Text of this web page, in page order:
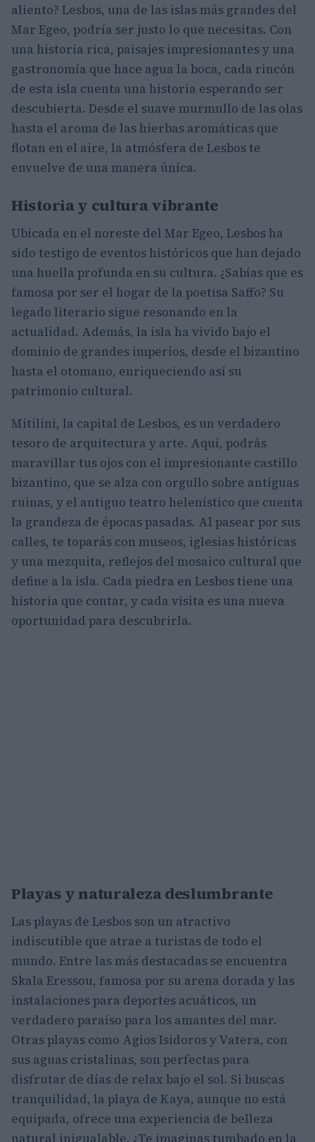
aliento? Lesbos, una de las islas más grandes del
Mar Egeo, podría ser justo lo que necesitas. Con
una historia rica, paisajes impresionantes y una
gastronomía que hace agua la boca, cada rincón
de esta isla cuenta una historia esperando ser
descubierta. Desde el suave murmullo de las olas
hasta el aroma de las hierbas aromáticas que
flotan en el aire, la atmósfera de Lesbos te
envuelve de una manera única.
Historia y cultura vibrante
Ubicada en el noreste del Mar Egeo, Lesbos ha
sido testigo de eventos históricos que han dejado
una huella profunda en su cultura. ¿Sabías que es
famosa por ser el hogar de la poetisa Saffo? Su
legado literario sigue resonando en la
actualidad. Además, la isla ha vivido bajo el
dominio de grandes imperios, desde el bizantino
hasta el otomano, enriqueciendo así su
patrimonio cultural.
Mitilini, la capital de Lesbos, es un verdadero
tesoro de arquitectura y arte. Aquí, podrás
maravillar tus ojos con el impresionante castillo
bizantino, que se alza con orgullo sobre antiguas
ruinas, y el antiguo teatro helenístico que cuenta
la grandeza de épocas pasadas. Al pasear por sus
calles, te toparás con museos, iglesias históricas
y una mezquita, reflejos del mosaico cultural que
define a la isla. Cada piedra en Lesbos tiene una
historia que contar, y cada visita es una nueva
oportunidad para descubrirla.
Playas y naturaleza deslumbrante
Las playas de Lesbos son un atractivo
indiscutible que atrae a turistas de todo el
mundo. Entre las más destacadas se encuentra
Skala Eressou, famosa por su arena dorada y las
instalaciones para deportes acuáticos, un
verdadero paraíso para los amantes del mar.
Otras playas como Agios Isidoros y Vatera, con
sus aguas cristalinas, son perfectas para
disfrutar de días de relax bajo el sol. Si buscas
tranquilidad, la playa de Kaya, aunque no está
equipada, ofrece una experiencia de belleza
natural inigualable. ¿Te imaginas tumbado en la